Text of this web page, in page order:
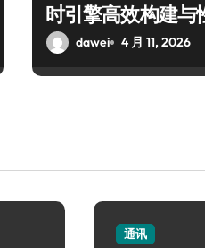
时引擎高效构建与
优化dawei 4 月 11, 2026
通讯